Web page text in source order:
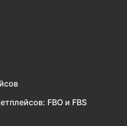
FBO и FBS